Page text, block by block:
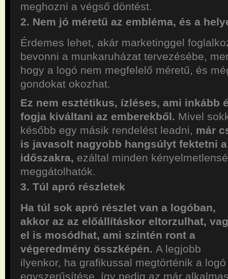
meghozni a végső döntést.
2. Nem jó méretű az embléma, és a
Érdemes lehet, akár marketinggel
bevonni a munkaruházat tervezésébe,
hogy a logó nem megfelelő méretű, és
gondokat okozhat.
Ez nem esztétikus, ízléses, ami inkább
fogja kiváltani az emberekből. Mivel
később egy másik rendelést leadni, már
is javasolt nagyobb hangsúlyt fektetni
időszakra, ezáltal minden
meggátolhatók.
3. Túl apró részletek
Ha túl sok apró részlet van a logóban,
akkor az az előállításkor eltorzulhat,
el is mosódhat, ami szintén ront a
végeredmény összképén. A legjobb
ilyenkor, ha grafikussal megtörténik a logó
egyszerűsítése, így pedig az már